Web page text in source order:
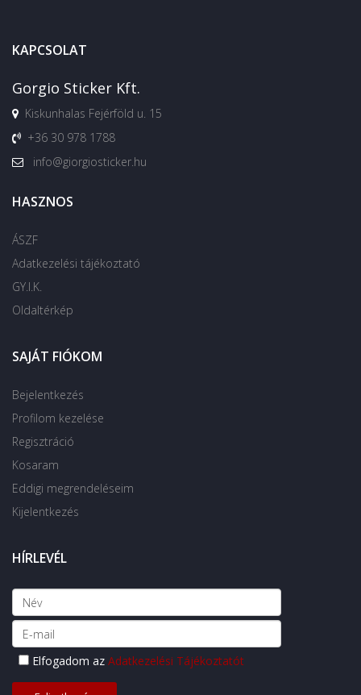
KAPCSOLAT
Gorgio Sticker Kft.
Kiskunhalas Fejérföld u. 15
+36 30 978 1788
info@giorgiosticker.hu
HASZNOS
ÁSZF
Adatkezelési tájékoztató
GY.I.K.
Oldaltérkép
SAJÁT FIÓKOM
Bejelentkezés
Profilom kezelése
Regisztráció
Kosaram
Eddigi megrendeléseim
Kijelentkezés
HÍRLEVÉL
Elfogadom az Adatkezelési Tájékoztatót